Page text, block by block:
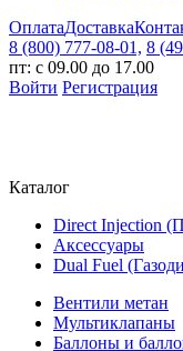
ОплатаДоставка
8 (800) 777-08-01, 8
пт: с 09.00 до 17.00
Войти Регистрация
Каталог
Direct Injection
Аксессуары
Dual Fuel
Вентили метан
Мультиклапаны
Баллоны и